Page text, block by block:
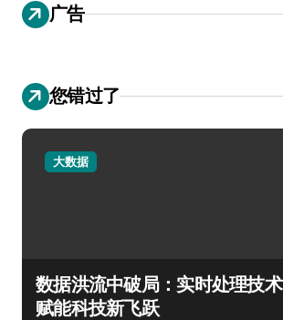
广告
您错过了
大数据
数据洪流中破局：实时处理技术
赋能科技新飞跃